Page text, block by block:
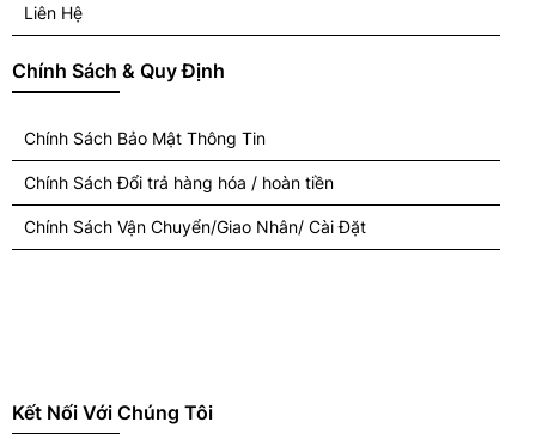
Liên Hệ
Chính Sách & Quy Định
Chính Sách Bảo Mật Thông Tin
Chính Sách Đổi trả hàng hóa / hoàn tiền
Chính Sách Vận Chuyển/Giao Nhân/ Cài Đặt